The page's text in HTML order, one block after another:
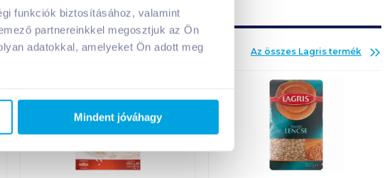
funkciók biztosításához, valamint
partnereinkkel megosztjuk az Ön
adatokkal, amelyeket Ön adott meg
Mindent jóváhagy
A kosarad jelenleg üres.
Az összes Lagris termék